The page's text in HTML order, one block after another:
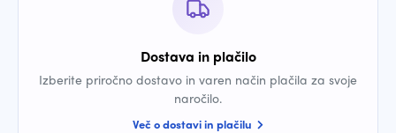
Dostava in plačilo
Izberite priročno dostavo in varen način plačila za svoje
naročilo.
Več o dostavi in plačilu